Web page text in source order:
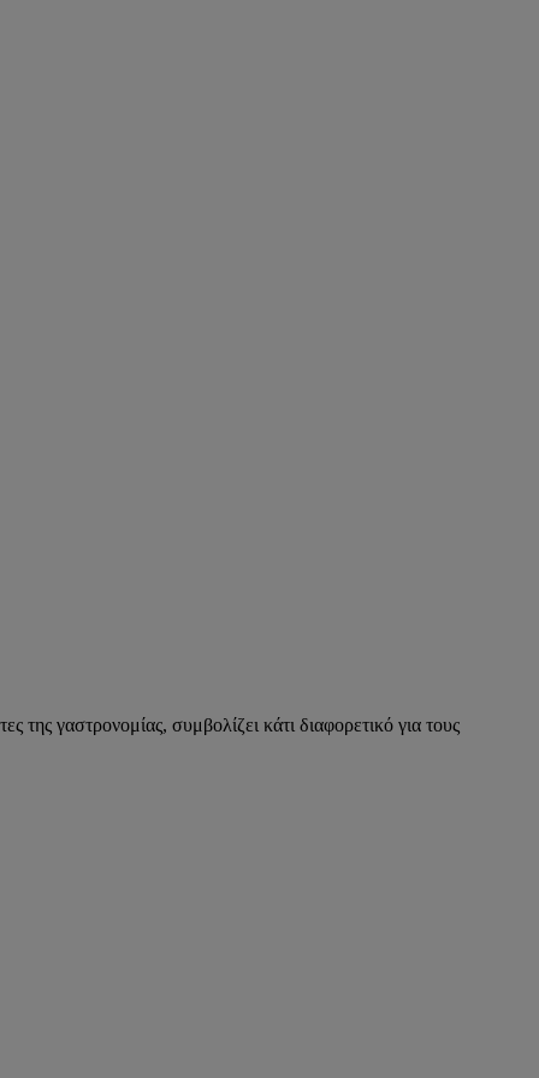
της γαστρονομίας, συμβολίζει κάτι διαφορετικό για τους